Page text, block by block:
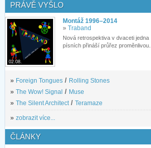
PRÁVĚ VYŠLO
02.08.
Montáž 1996–2014
» Traband
Nová retrospektiva v dvaceti jedna
písních přináší průřez proměnlivou...
» Foreign Tongues / Rolling Stones
» The Wow! Signal / Muse
» The Silent Architect/ Teramaze
» zobrazit více...
ČLÁNKY